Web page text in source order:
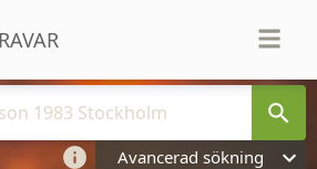
Avancerad sökning